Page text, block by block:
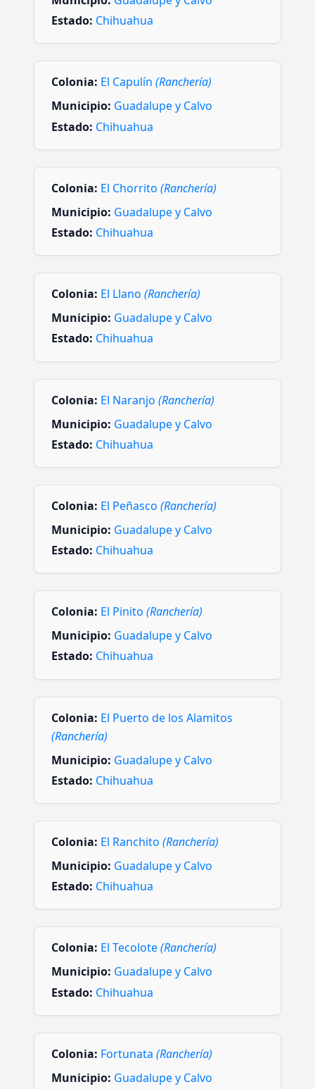
Estado: Chihuahua
Colonia: El Capulín (Ranchería)
Municipio: Guadalupe y Calvo
Estado: Chihuahua
Colonia: El Chorrito (Ranchería)
Municipio: Guadalupe y Calvo
Estado: Chihuahua
Colonia: El Llano (Ranchería)
Municipio: Guadalupe y Calvo
Estado: Chihuahua
Colonia: El Naranjo (Ranchería)
Municipio: Guadalupe y Calvo
Estado: Chihuahua
Colonia: El Peñasco (Ranchería)
Municipio: Guadalupe y Calvo
Estado: Chihuahua
Colonia: El Pinito (Ranchería)
Municipio: Guadalupe y Calvo
Estado: Chihuahua
Colonia: El Puerto de los Alamitos
(Ranchería)
Municipio: Guadalupe y Calvo
Estado: Chihuahua
Colonia: El Ranchito (Ranchería)
Municipio: Guadalupe y Calvo
Estado: Chihuahua
Colonia: El Tecolote(Ranchería)
Municipio: Guadalupe y Calvo
Estado: Chihuahua
Colonia: Fortunata (Ranchería)
Municipio: Guadalupe y Calvo